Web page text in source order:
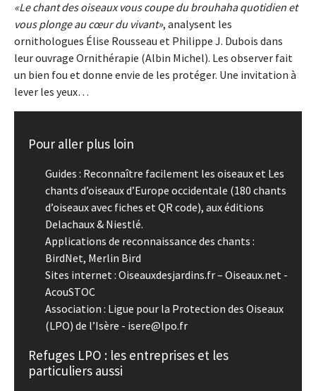
Le chant des oiseaux vous coupe du brouhaha quotidien et
vous plonge au cœur du vivant , analysent les
ornithologues Élise Rousseau et Philippe J. Dubois dans
leur ouvrage Ornithérapie (Albin Michel). Les observer fait
un bien fou et donne envie de les protéger. Une invitation à
lever les yeux…
Pour aller plus loin
Guides : Reconnaître facilement les oiseaux et Les
chants d’oiseaux d’Europe occidentale (180 chants
d’oiseaux avec fiches et QR code), aux éditions
Delachaux & Niestlé.
Applications de reconnaissance des chants :
BirdNet, Merlin Bird
Sites internet : Oiseauxdesjardins.fr – Oiseaux.net -
AcouSTOC
Association : Ligue pour la Protection des Oiseaux
(LPO) de l’Isère - isere@lpo.fr
Refuges LPO : les entreprises et les
particuliers aussi